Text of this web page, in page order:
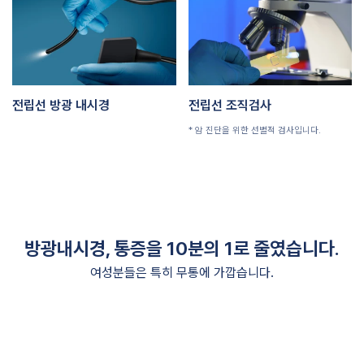
전립선 방광 내시경 전립선 조직검사
* 암 진단을 위한 선별적 검사입니다.
방광내시경, 통증을 10분의 1로 줄였습니다.
여성분들은 특히 무통에 가깝습니다.